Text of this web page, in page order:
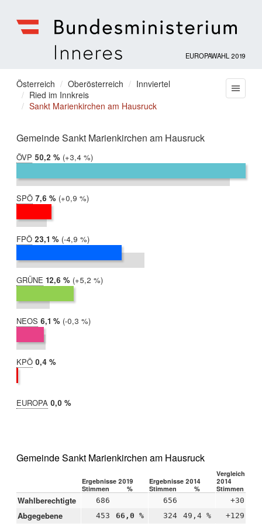
für
Inneres
EUROPAWAHL 2019
Sie
befinden
sich
Österreich Oberösterreich
Innviertel
Ried im Innkreis
Sankt Marienkirchen am Hausruck
Gemeinde Sankt Marienkirchen am Hausruck
ÖVP 2019:
50,2 %
2014:
46,8 %
Differenz:
+3,4 %
SPÖ 2019:
7,6 %
2014:
6,7 %
Differenz:
+0,9 %
FPÖ 2019:
23,1 %
2014:
28,0 %
Differenz:
-4,9 %
GRÜNE 2019:
12,6 %
2014:
7,3 %
Differenz:
+5,2 %
NEOS 2019:
6,1 %
2014:
6,4 %
Differenz:
-0,3 %
KPÖ 2019:
0,4 %
EUROPA 2019:
0,0 %
Gemeinde Sankt Marienkirchen am Hausruck
Ergebnisse 2019 Ergebnisse 2014
Vergleich
2014
Stimmen
% Stimmen % Stimmen
Wahlberechtigte 686 656 +30
Abgegebene 453 66,0 % 324 49,4 % +129